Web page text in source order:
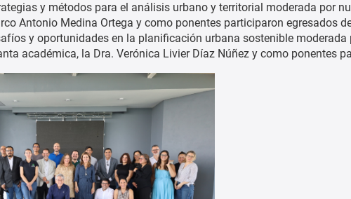
y métodos para el análisis urbano y territorial moderada por
Antonio Medina Ortega y como ponentes participaron egresados
y oportunidades en la planificación urbana sostenible
académica, la Dra. Verónica Livier Díaz Núñez y como ponentes